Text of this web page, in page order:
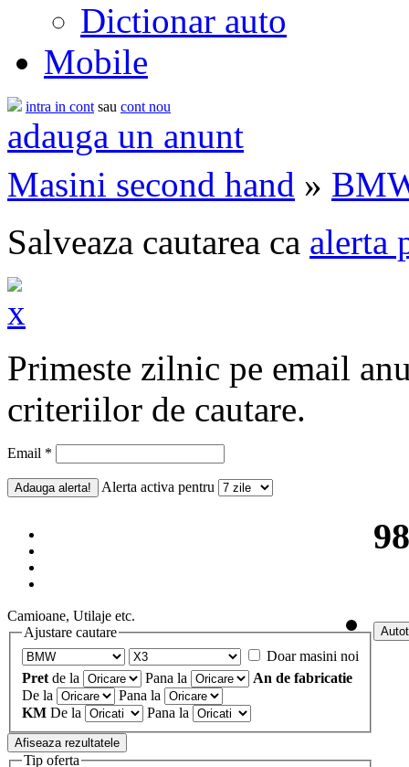
Dictionar auto
Mobile
intra in cont sau cont nou
adauga un anunt
Masini second hand »
Salveaza cautarea ca alerta
Primeste zilnic pe email
criteriilor de cautare.
Email *
Alerta activa pentru
Camioane, Utilaje etc.
Ajustare cautare
Doar masini noi
Pret de la Pana la
An de fabricatie
De la
Pana la
KM De la Pana la
Tip oferta